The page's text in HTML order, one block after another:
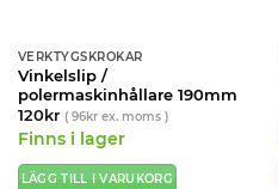
VERKTYGSKROKAR
Vinkelslip /
polermaskinhållare 190mm
120kr ( 96krex. moms )
Finns i lager
LÄGG TILL I VARUKORG